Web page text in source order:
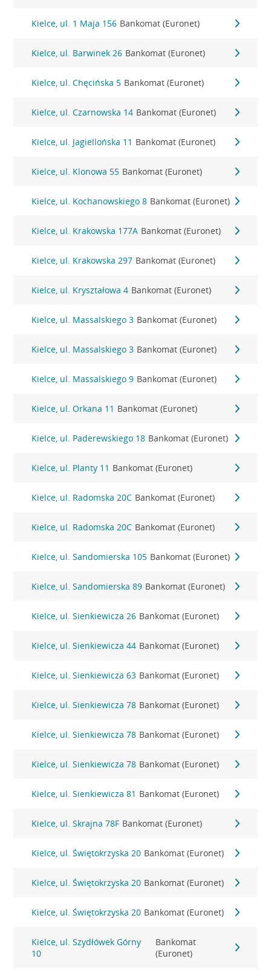
Kielce, ul. 1 Maja 156 Bankomat (Euronet)
Kielce, ul. Barwinek 26 Bankomat (Euronet)
Kielce, ul. Chęcińska 5 Bankomat (Euronet)
Kielce, ul. Czarnowska 14 Bankomat (Euronet)
Kielce, ul. Jagiellońska 11 Bankomat (Euronet)
Kielce, ul. Klonowa 55 Bankomat (Euronet)
Kielce, ul. Kochanowskiego 8 Bankomat (Euronet)
Kielce, ul. Krakowska 177A Bankomat (Euronet)
Kielce, ul. Krakowska 297 Bankomat (Euronet)
Kielce, ul. Kryształowa 4 Bankomat (Euronet)
Kielce, ul. Massalskiego 3 Bankomat (Euronet)
Kielce, ul. Massalskiego 3 Bankomat (Euronet)
Kielce, ul. Massalskiego 9 Bankomat (Euronet)
Kielce, ul. Orkana 11 Bankomat (Euronet)
Kielce, ul. Paderewskiego 18 Bankomat (Euronet)
Kielce, ul. Planty 11 Bankomat (Euronet)
Kielce, ul. Radomska 20C Bankomat (Euronet)
Kielce, ul. Radomska 20C Bankomat (Euronet)
Kielce, ul. Sandomierska 105 Bankomat (Euronet)
Kielce, ul. Sandomierska 89 Bankomat (Euronet)
Kielce, ul. Sienkiewicza 26 Bankomat (Euronet)
Kielce, ul. Sienkiewicza 44 Bankomat (Euronet)
Kielce, ul. Sienkiewicza 63 Bankomat (Euronet)
Kielce, ul. Sienkiewicza 78 Bankomat (Euronet)
Kielce, ul. Sienkiewicza 78 Bankomat (Euronet)
Kielce, ul. Sienkiewicza 78 Bankomat (Euronet)
Kielce, ul. Sienkiewicza 81 Bankomat (Euronet)
Kielce, ul. Skrajna 78F Bankomat (Euronet)
Kielce, ul. Świętokrzyska 20 Bankomat (Euronet)
Kielce, ul. Świętokrzyska 20 Bankomat (Euronet)
Kielce, ul. Świętokrzyska 20 Bankomat (Euronet)
Kielce, ul. Szydłówek Górny
10
Bankomat
(Euronet)